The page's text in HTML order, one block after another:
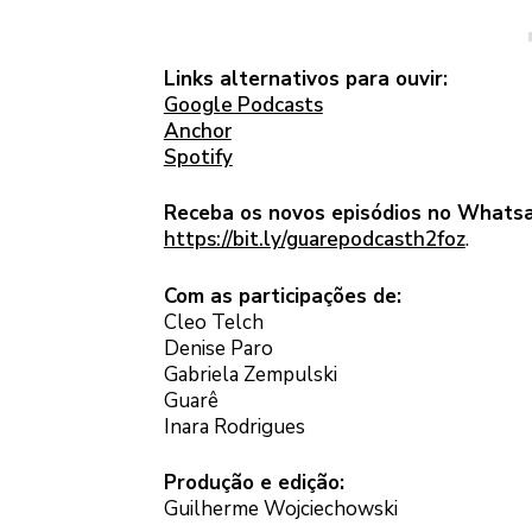
Links alternativos para ouvir:
Google Podcasts
Anchor
Spotify
Receba os novos episódios no
https://bit.ly/guarepodcasth2foz.
Com as participações de:
Cleo Telch
Denise Paro
Gabriela Zempulski
Guarê
Inara Rodrigues
Produção e edição:
Guilherme Wojciechowski